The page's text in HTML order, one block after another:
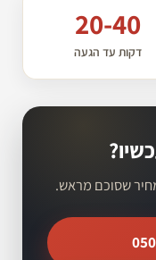
20-40
דקות עד הגעה
שסוכם מראש.